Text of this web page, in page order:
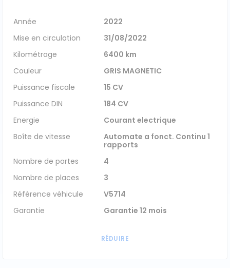
Année
2022
Mise en circulation
31/08/2022
Kilométrage
6400 km
Couleur
GRIS MAGNETIC
Puissance fiscale
15 CV
Puissance DIN
184 CV
Energie
Courant electrique
Boîte de vitesse
Automate a fonct. Continu 1
rapports
Nombre de portes
4
Nombre de places
3
Référence véhicule
V5714
Garantie
Garantie 12 mois